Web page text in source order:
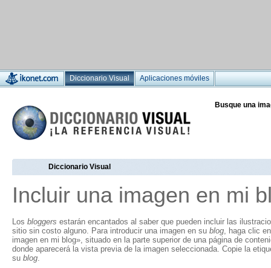
Diccionario Visual Aplicaciones móviles
Busque una
Diccionario Visual
Incluir una imagen en mi
Los bloggers estarán encantados al saber que pueden incluir las
sitio sin costo alguno. Para introducir una imagen en su blog, haga clic
imagen en mi blog», situado en la parte superior de una página de
donde aparecerá la vista previa de la imagen seleccionada. Copie la
su blog.